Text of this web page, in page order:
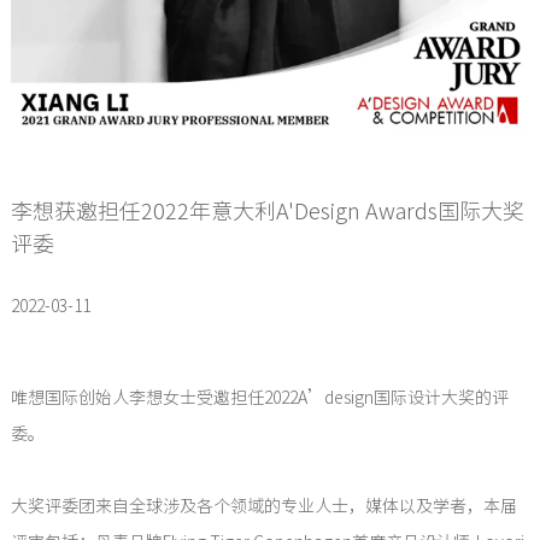
李想获邀担任2022年意大利A'Design Awards国际大奖
评委
2022-03-11
唯想国际创始人李想女士受邀担任2022A’design国际设计大奖的评
委。
大奖评委团来自全球涉及各个领域的专业人士，媒体以及学者，本届